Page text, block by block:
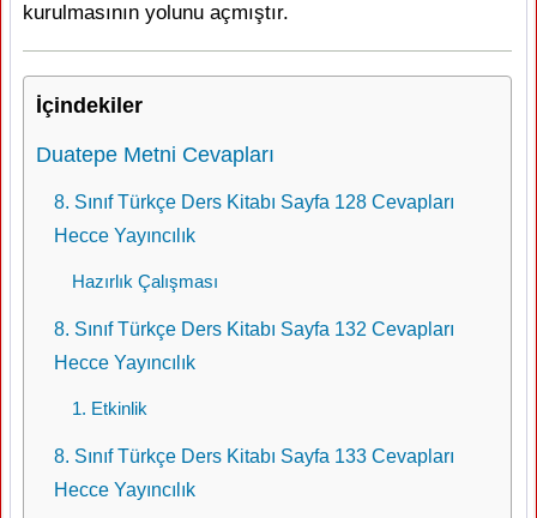
kurulmasının yolunu açmıştır.
İçindekiler
Duatepe Metni Cevapları
8. Sınıf Türkçe Ders Kitabı Sayfa 128 Cevapları
Hecce Yayıncılık
Hazırlık Çalışması
8. Sınıf Türkçe Ders Kitabı Sayfa 132 Cevapları
Hecce Yayıncılık
1. Etkinlik
8. Sınıf Türkçe Ders Kitabı Sayfa 133 Cevapları
Hecce Yayıncılık